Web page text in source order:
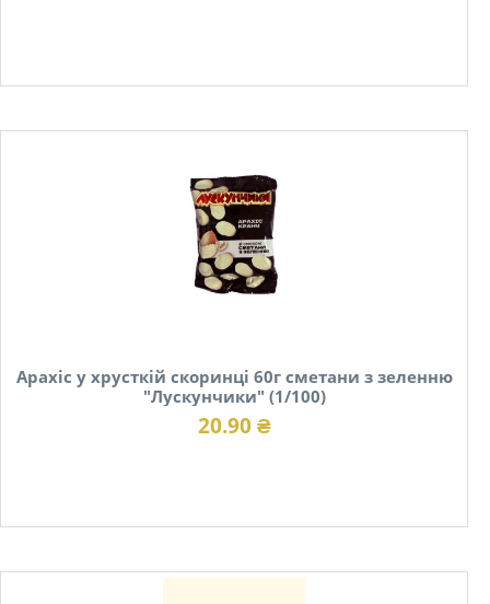
Арахіс у хрусткій скоринці 60г сметани з зеленню
"Лускунчики" (1/100)
20.90 ₴